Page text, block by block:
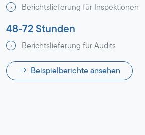
Berichtslieferung für Inspektionen
48-72 Stunden
Berichtslieferung für Audits
Beispielberichte ansehen